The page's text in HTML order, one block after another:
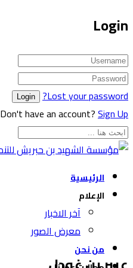
Login
Lost your password?
Don't have an account?Sign Up
الرئيسية
الإعلام
آخر الاخبار
معرض الصور
من نحن